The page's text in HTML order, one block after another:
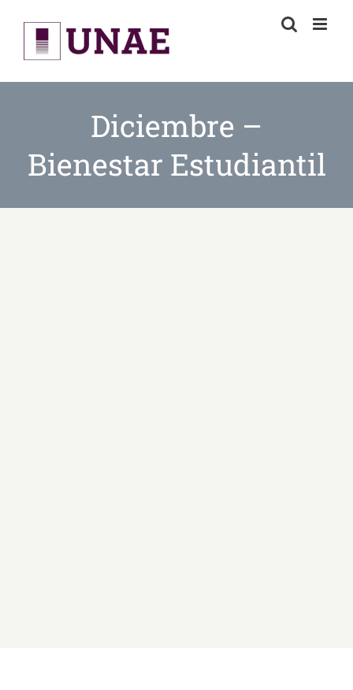
content
Diciembre –
Bienestar Estudiantil